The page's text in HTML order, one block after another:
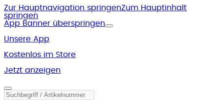
Zur Hauptnavigation springenZum Hauptinhalt
springen
App Banner überspringen
Unsere App
Kostenlos im Store
Jetzt anzeigen